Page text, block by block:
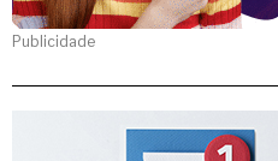
Publicidade